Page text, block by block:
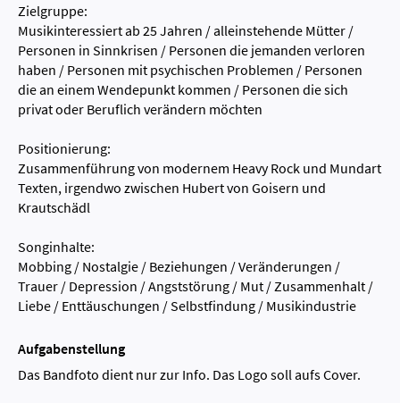
Zielgruppe:
Musikinteressiert ab 25 Jahren / alleinstehende Mütter /
Personen in Sinnkrisen / Personen die jemanden verloren
haben / Personen mit psychischen Problemen / Personen
die an einem Wendepunkt kommen / Personen die sich
privat oder Beruflich verändern möchten
Positionierung:
Zusammenführung von modernem Heavy Rock und Mundart
Texten, irgendwo zwischen Hubert von Goisern und
Krautschädl
Songinhalte:
Mobbing / Nostalgie / Beziehungen / Veränderungen /
Trauer / Depression / Angststörung / Mut / Zusammenhalt /
Liebe / Enttäuschungen / Selbstfindung / Musikindustrie
Aufgabenstellung
Das Bandfoto dient nur zur Info. Das Logo soll aufs Cover.